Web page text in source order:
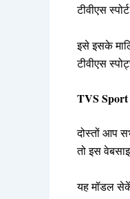
टीवीएस
इसे इसके
टीवीएस
TVS Sport
दोस्तों आप
तो इस
यह मॉडल